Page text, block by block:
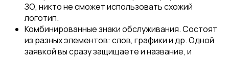
ЗО, никто не сможет использовать схожий
логотип.
Комбинированные знаки обслуживания. Состоят
из разных элементов: слов, графики и др. Одной
заявкой вы сразу защищаете и название, и